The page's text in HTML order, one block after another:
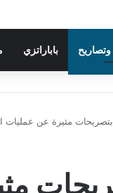
وتصاريح باباراتزي
مثيرة عن عمليات